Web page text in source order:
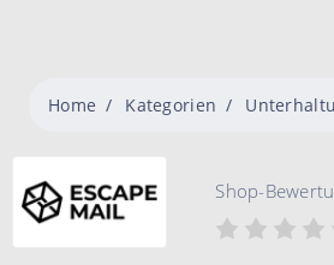
Home Kategorien
Shop-